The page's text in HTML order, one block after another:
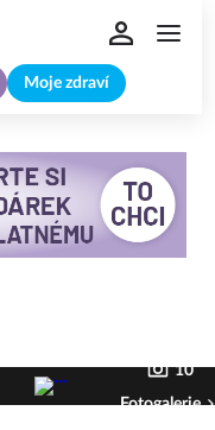
Moje zdraví
10
Fotogalerie